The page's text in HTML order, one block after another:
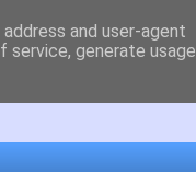
and user-agent
service, generate usage